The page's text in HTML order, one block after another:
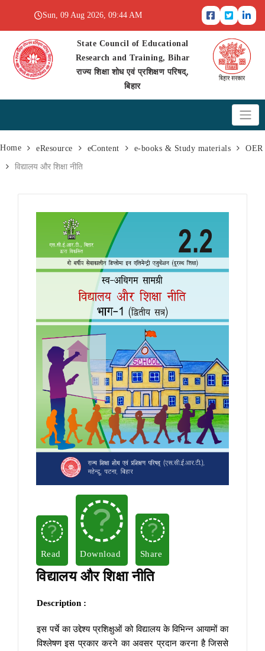
Sun, 09 Aug 2026, 09:44 AM
State Council of Educational
Research and Training, Bihar
राज्य शिक्षा शोध एवं प्रशिक्षण परिषद्,
बिहार
Home eResource eContent e-books & Study materials OER
विद्यालय और शिक्षा नीति
Read Download Share
विद्यालय और शिक्षा नीति
Description :
इस पर्चे का उद्देश्य प्रशिक्षुओं को विद्यालय के विभिन्न आयामों का
विश्लेषण इस प्रकार करने का अवसर प्रदान करना है जिससे